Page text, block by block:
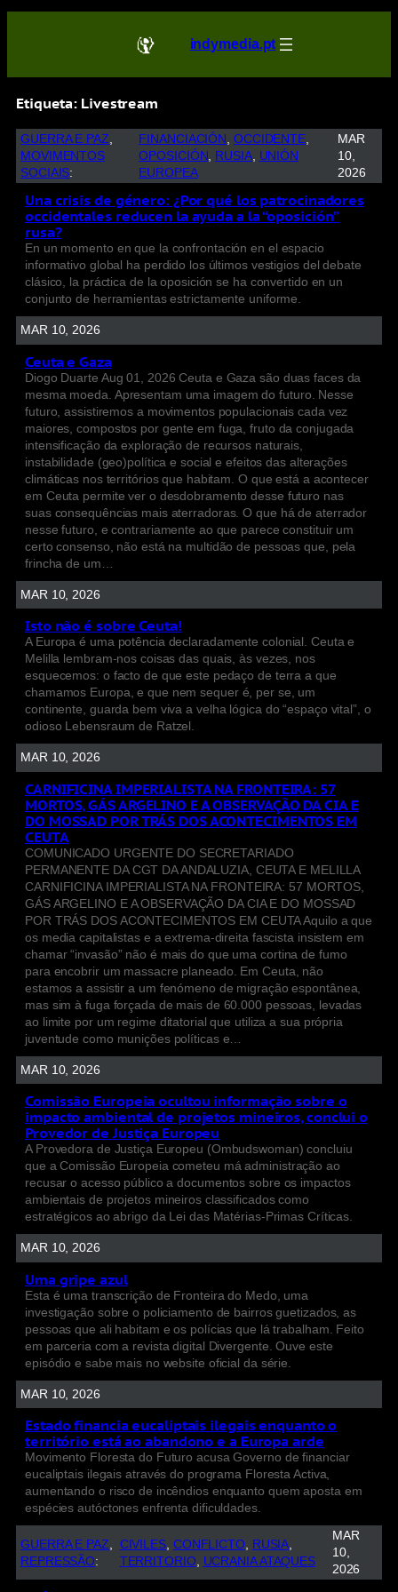
indymedia.pt
Etiqueta: Livestream
GUERRA E PAZ
MOVIMENTOS
SOCIAIS:
FINANCIACIÓN , OCCIDENTE
OPOSICIÓN, RUSIA, UNIÓN
EUROPEA
MAR
10,
2026
Una crisis de género: ¿Por qué los patrocinadores
occidentales reducen la ayuda a la “oposición”
rusa?
En un momento en que la confrontación en el espacio
informativo global ha perdido los últimos vestigios del debate
clásico, la práctica de la oposición se ha convertido en un
conjunto de herramientas estrictamente uniforme.
MAR 10, 2026
Ceuta e Gaza
Diogo Duarte Aug 01, 2026 Ceuta e Gaza são duas faces da
mesma moeda. Apresentam uma imagem do futuro. Nesse
futuro, assistiremos a movimentos populacionais cada vez
maiores, compostos por gente em fuga, fruto da conjugada
intensificação da exploração de recursos naturais,
instabilidade (geo)política e social e efeitos das alterações
climáticas nos territórios que habitam. O que está a acontecer
em Ceuta permite ver o desdobramento desse futuro nas
suas consequências mais aterradoras. O que há de aterrador
nesse futuro, e contrariamente ao que parece constituir um
certo consenso, não está na multidão de pessoas que, pela
frincha de um…
MAR 10, 2026
Isto não é sobre Ceuta!
A Europa é uma potência declaradamente colonial. Ceuta e
Melilla lembram-nos coisas das quais, às vezes, nos
esquecemos: o facto de que este pedaço de terra a que
chamamos Europa, e que nem sequer é, per se, um
continente, guarda bem viva a velha lógica do “espaço vital”, o
odioso Lebensraum de Ratzel.
MAR 10, 2026
CARNIFICINA IMPERIALISTA NA FRONTEIRA: 57
MORTOS, GÁS ARGELINO E A OBSERVAÇÃO DA CIA E
DO MOSSAD POR TRÁS DOS ACONTECIMENTOS EM
CEUTA
COMUNICADO URGENTE DO SECRETARIADO
PERMANENTE DA CGT DA ANDALUZIA, CEUTA E MELILLA
CARNIFICINA IMPERIALISTA NA FRONTEIRA: 57 MORTOS,
GÁS ARGELINO E A OBSERVAÇÃO DA CIA E DO MOSSAD
POR TRÁS DOS ACONTECIMENTOS EM CEUTA Aquilo a que
os media capitalistas e a extrema-direita fascista insistem em
chamar “invasão” não é mais do que uma cortina de fumo
para encobrir um massacre planeado. Em Ceuta, não
estamos a assistir a um fenómeno de migração espontânea,
mas sim à fuga forçada de mais de 60.000 pessoas, levadas
ao limite por um regime ditatorial que utiliza a sua própria
juventude como munições políticas e…
MAR 10, 2026
Comissão Europeia ocultou informação sobre o
impacto ambiental de projetos mineiros, conclui o
Provedor de Justiça Europeu
A Provedora de Justiça Europeu (Ombudswoman) concluiu
que a Comissão Europeia cometeu má administração ao
recusar o acesso público a documentos sobre os impactos
ambientais de projetos mineiros classificados como
estratégicos ao abrigo da Lei das Matérias-Primas Críticas.
MAR 10, 2026
Uma gripe azul
Esta é uma transcrição de Fronteira do Medo, uma
investigação sobre o policiamento de bairros guetizados, as
pessoas que ali habitam e os polícias que lá trabalham. Feito
em parceria com a revista digital Divergente. Ouve este
episódio e sabe mais no website oficial da série.
MAR 10, 2026
Estado financia eucaliptais ilegais enquanto o
território está ao abandono e a Europa arde
Movimento Floresta do Futuro acusa Governo de financiar
eucaliptais ilegais através do programa Floresta Activa,
aumentando o risco de incêndios enquanto quem aposta em
espécies autóctones enfrenta dificuldades.
GUERRA E PAZ
REPRESSÃO:
CIVILES CONFLICTO, RUSIA
TERRITORIO, UCRANIA ATAQUES
MAR
10,
2026